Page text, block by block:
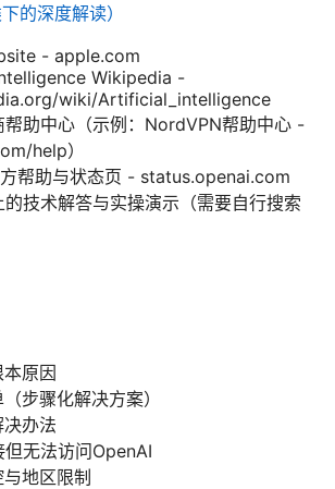
的深度解读）
- apple.com
Wikipedia -
wiki/Artificial_intelligence
帮助中心（示例：NordVPN帮助中心 -
help）
帮助与状态页 - status.openai.com
技术解答与实操演示（需要自行搜索
原因
步骤化解决方案）
办法
但无法访问OpenAI
地区限制